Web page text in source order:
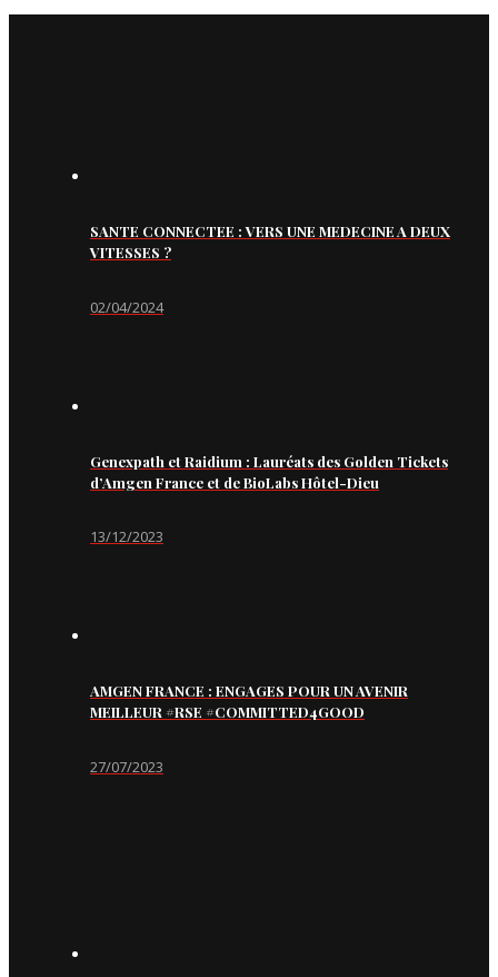
SANTE CONNECTEE : VERS UNE MEDECINE A DEUX
VITESSES ?
02/04/2024
Genexpath et Raidium : Lauréats des Golden Tickets
d’Amgen France et de BioLabs Hôtel-Dieu
13/12/2023
AMGEN FRANCE : ENGAGES POUR UN AVENIR
MEILLEUR #RSE #COMMITTED4GOOD
27/07/2023